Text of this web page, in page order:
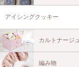
アイシングクッキー
カルトナージュ
編み物